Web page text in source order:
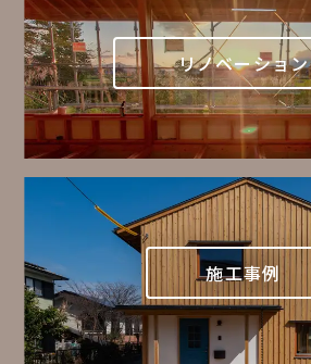
リノベーション
施工事例